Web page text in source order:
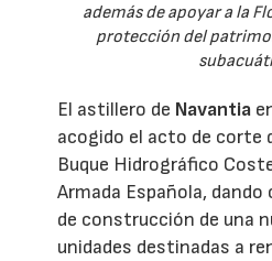
además de apoyar a la
protección del
El astillero de Navantia
acogido el acto de corte
Buque Hidrográfico
Armada Española,
de construcción de una
unidades destinadas a